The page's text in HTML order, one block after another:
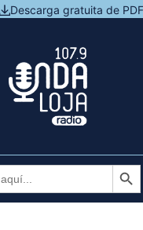
Descarga gratuita de
Botón